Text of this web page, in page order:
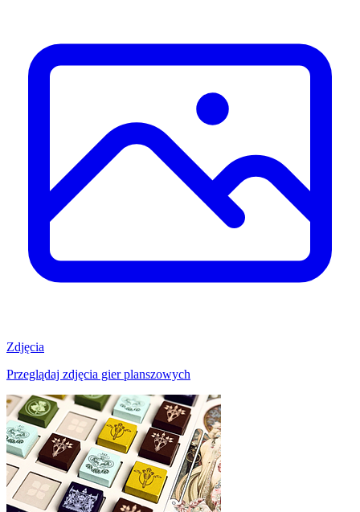
Zdjęcia
Przeglądaj zdjęcia gier planszowych